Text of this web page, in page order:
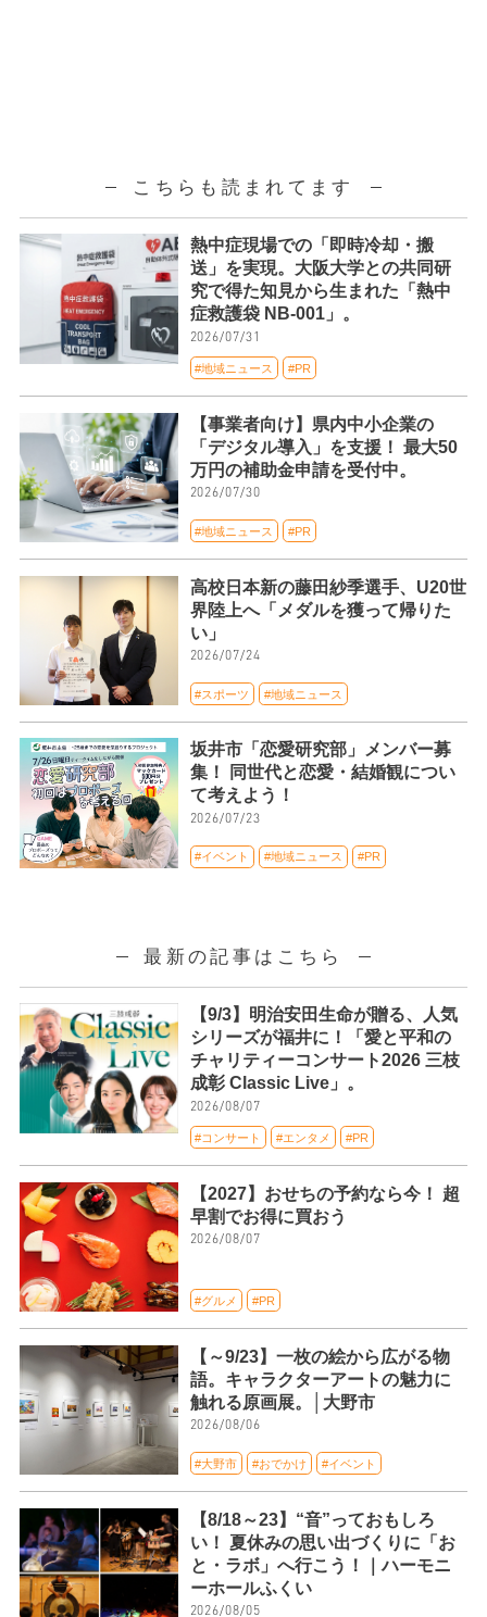
こちらも読まれてます
熱中症現場での「即時冷却・搬
送」を実現。大阪大学との共同研
究で得た知見から生まれた「熱中
症救護袋 NB-001」。
2026/07/31
#地域ニュース #PR
【事業者向け】県内中小企業の
「デジタル導入」を支援！ 最大50
万円の補助金申請を受付中。
2026/07/30
#地域ニュース #PR
高校日本新の藤田紗季選手、U20世
界陸上へ「メダルを獲って帰りた
い」
2026/07/24
#スポーツ #地域ニュース
坂井市「恋愛研究部」メンバー募
集！ 同世代と恋愛・結婚観につい
て考えよう！
2026/07/23
#イベント #地域ニュース #PR
最新の記事はこちら
【9/3】明治安田生命が贈る、人気
シリーズが福井に！「愛と平和の
チャリティーコンサート2026 三枝
成彰 Classic Live」。
2026/08/07
#コンサート #エンタメ #PR
【2027】おせちの予約なら今！ 超
早割でお得に買おう
2026/08/07
#グルメ #PR
【～9/23】一枚の絵から広がる物
語。キャラクターアートの魅力に
触れる原画展。│大野市
2026/08/06
#大野市 #おでかけ #イベント
【8/18～23】“音”っておもしろ
い！ 夏休みの思い出づくりに「お
と・ラボ」へ行こう！｜ハーモニ
ーホールふくい
2026/08/05